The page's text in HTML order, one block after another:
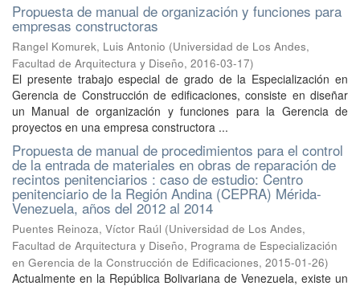
Propuesta de manual de organización y funciones para
empresas constructoras
Rangel Komurek, Luis Antonio (Universidad de Los Andes,
Facultad de Arquitectura y Diseño, 2016-03-17)
El presente trabajo especial de grado de la Especialización en
Gerencia de Construcción de edificaciones, consiste en diseñar
un Manual de organización y funciones para la Gerencia de
proyectos en una empresa constructora ...
Propuesta de manual de procedimientos para el control
de la entrada de materiales en obras de reparación de
recintos penitenciarios : caso de estudio: Centro
penitenciario de la Región Andina (CEPRA) Mérida-
Venezuela, años del 2012 al 2014
Puentes Reinoza, Víctor Raúl (Universidad de Los Andes,
Facultad de Arquitectura y Diseño, Programa de Especialización
en Gerencia de la Construcción de Edificaciones, 2015-01-26)
Actualmente en la República Bolivariana de Venezuela, existe un